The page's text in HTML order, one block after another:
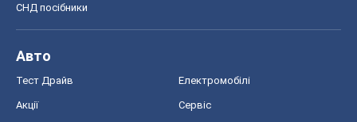
СНД посібники
Авто
Тест Драйв Електромобілі
Акції Сервіс